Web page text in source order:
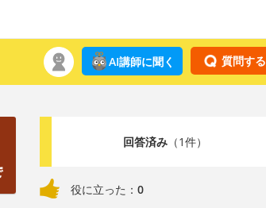
質問する
AI講師に聞く
回答済み（1件）
役に立った： 0